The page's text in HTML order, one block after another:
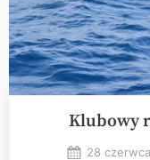
Klubowy
Posted
28